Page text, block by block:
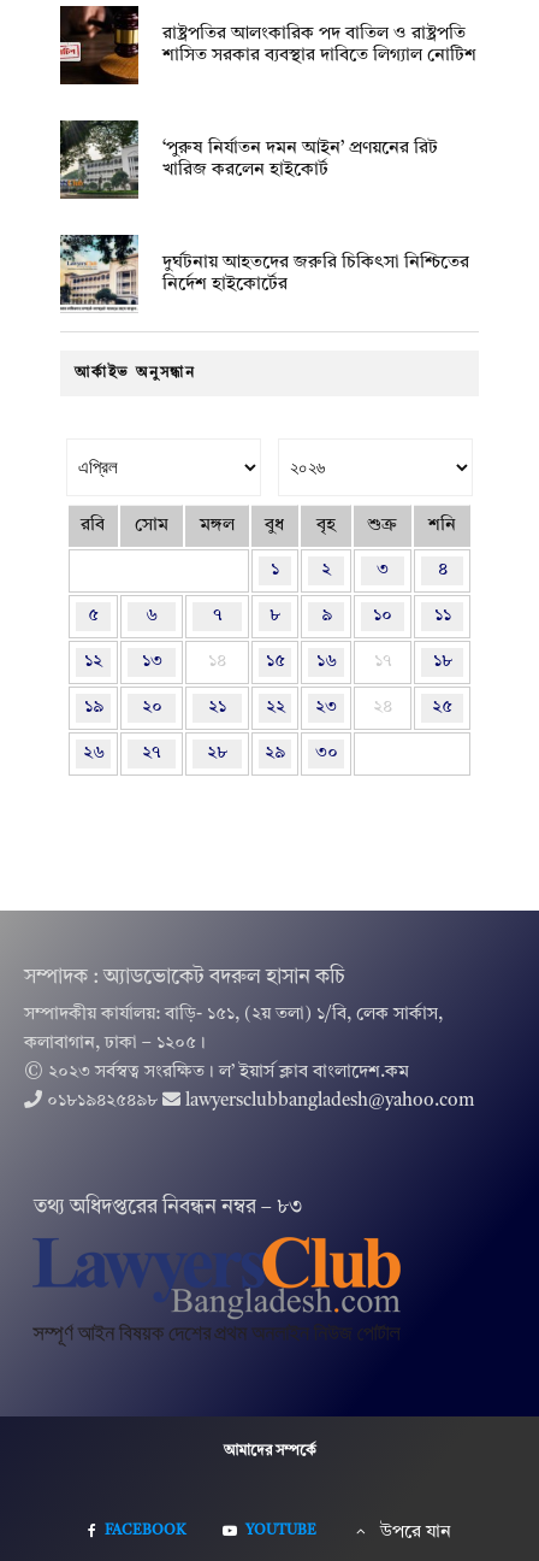
রাষ্ট্রপতির আলংকারিক পদ বাতিল ও রাষ্ট্রপতি
শাসিত সরকার ব্যবস্থার দাবিতে লিগ্যাল নোটিশ
‘পুরুষ নির্যাতন দমন আইন’ প্রণয়নের রিট
খারিজ করলেন হাইকোর্ট
দুর্ঘটনায় আহতদের জরুরি চিকিৎসা নিশ্চিতের
নির্দেশ হাইকোর্টের
আর্কাইভ অনুসন্ধান
রবি সোম মঙ্গল বুধ বৃহ শুক্র শনি
১ ২ ৩ ৪
৫ ৬ ৭ ৮ ৯ ১০ ১১
১২ ১৩ ১৪ ১৫ ১৬ ১৭ ১৮
১৯ ২০ ২১ ২২ ২৩ ২৪ ২৫
২৬ ২৭ ২৮ ২৯ ৩০
সম্পাদক : অ্যাডভোকেট বদরুল হাসান কচি
সম্পাদকীয় কার্যালয়: বাড়ি- ১৫১, (২য় তলা) ১/বি, লেক সার্কাস,
কলাবাগান, ঢাকা – ১২০৫।
© ২০২৩ সর্বস্বত্ব সংরক্ষিত । ল’ ইয়ার্স ক্লাব বাংলাদেশ.কম
০১৮১৯৪২৫৪৯৮
lawyersclubbangladesh@yahoo.com
তথ‌্য অ‌ধিদপ্ত‌রের নিবন্ধন নম্বর – ৮৩
আমাদের সম্পর্কে
FACEBOOK YOUTUBE উপরে যান